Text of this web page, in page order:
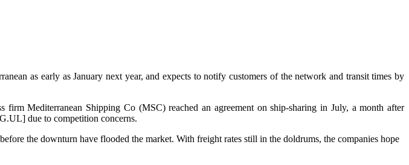
as early as January next year, and expects to notify customers of the network and transit times by
Mediterranean Shipping Co (MSC) reached an agreement on ship-sharing in July, a month after
due to competition concerns.
the downturn have flooded the market. With freight rates still in the doldrums, the companies hope